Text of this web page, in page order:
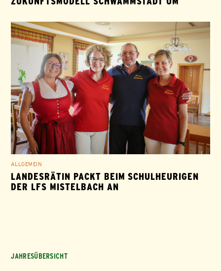
ALLGEMEIN
LANDESRÄTIN PACKT BEIM SCHULHEURIGEN
DER LFS MISTELBACH AN
JAHRESÜBERSICHT